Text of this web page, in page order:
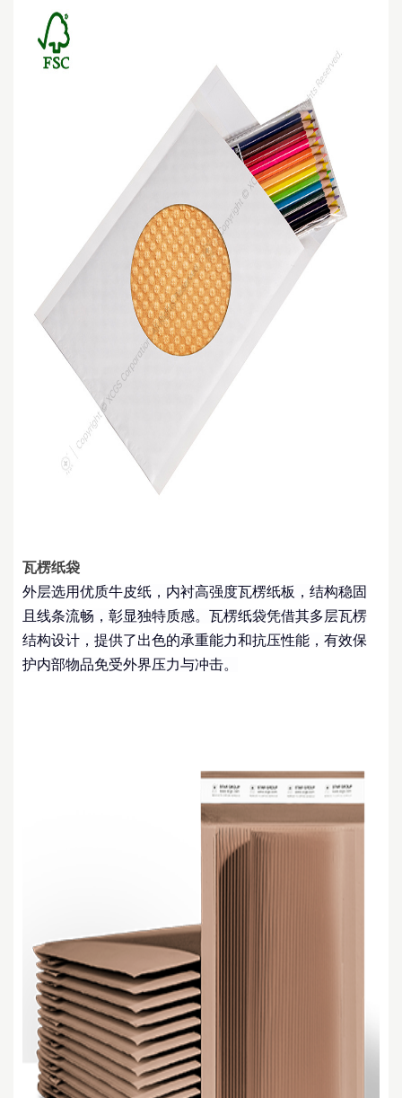
瓦楞纸袋
外层选用优质牛皮纸，内衬高强度瓦楞纸板，结构稳固
且线条流畅，彰显独特质感。瓦楞纸袋凭借其多层瓦楞
结构设计，提供了出色的承重能力和抗压性能，有效保
护内部物品免受外界压力与冲击。